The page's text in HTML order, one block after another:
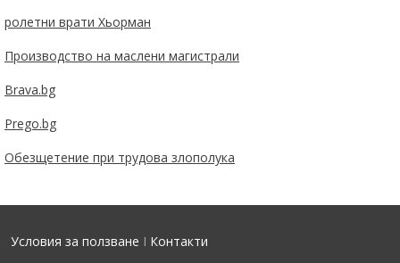
ролетни врати Хьорман
Производство на маслени магистрали
Brava.bg
Prego.bg
Обезщетение при трудова злополука
Условия за ползване I Контакти